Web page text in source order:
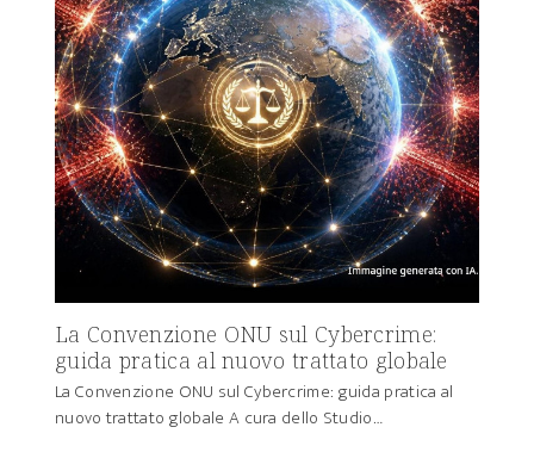
La Convenzione ONU sul Cybercrime:
guida pratica al nuovo trattato globale
La Convenzione ONU sul Cybercrime: guida pratica al
nuovo trattato globale A cura dello Studio…